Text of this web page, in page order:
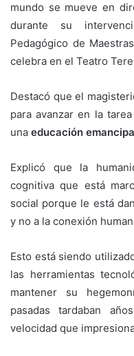
mundo se mueve en
durante su
Pedagógico de
celebra en el Teatro
Destacó que el
para avanzar en la
una educación
Explicó que la
cognitiva que está
social porque le está
y no a la conexión
Esto está siendo
las herramientas
mantener su
pasadas tardaban
velocidad que